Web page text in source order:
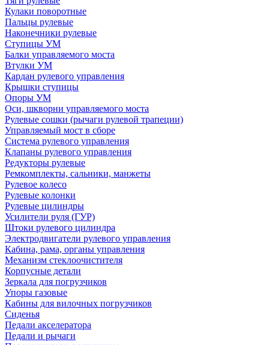
Кулаки поворотные
Пальцы рулевые
Наконечники рулевые
Ступицы УМ
Балки управляемого моста
Втулки УМ
Кардан рулевого управления
Крышки ступицы
Опоры УМ
Оси, шкворни управляемого моста
Рулевые сошки (рычаги рулевой трапеции)
Управляемый мост в сборе
Система рулевого управления
Клапаны рулевого управления
Редукторы рулевые
Ремкомплекты, сальники, манжеты
Рулевое колесо
Рулевые колонки
Рулевые цилиндры
Усилители руля (ГУР)
Штоки рулевого цилиндра
Электродвигатели рулевого управления
Кабина, рама, органы управления
Механизм стеклоочистителя
Корпусные детали
Зеркала для погрузчиков
Упоры газовые
Кабины для вилочных погрузчиков
Сиденья
Педали акселератора
Педали и рычаги